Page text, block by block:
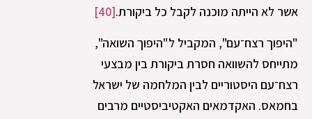
אשר לא הייתה מוכנה לקבל כל ביקורת.[40]
"היפוך רצח־עם", המקביל ל"היפוך השואה",
מתייחס להשוואה חסרת ביקורת בין מבצעי
רצח־עם היסטוריים לבין המלחמה של ישראל
בחמאס. האקדמאים האקטיביסטיים מרבים